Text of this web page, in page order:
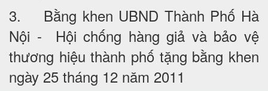
3. Bằng khen UBND Thành Phố Hà
Nội - Hội chống hàng giả và bảo vệ
thương hiệu thành phố tặng bằng khen
ngày 25 tháng 12 năm 2011